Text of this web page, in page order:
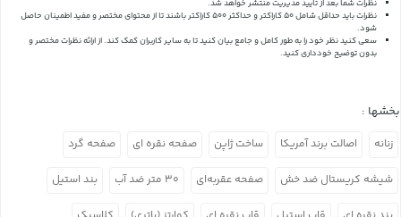
نظرات شما بعد از تایید مدیریت منتشر خواهد شد.
نظرات باید حداقل شامل 50 کاراکتر و حداکثر 500 کاراکتر باشند تا از محتوای مختصر و مفید اطمینان حاصل
شود.
سعی کنید نظر خود را به طور کامل و جامع بیان کنید تا به سایر کاربران کمک کند.از ارائه نظرات مختصر و
بدون توضیح خودداری کنید.
بخشها :
زنانه اصالت برند آمریکا ساخت ژاپن صفحه نقره ای صفحه گرد
شیشه کریستال ضد خش صفحه عقربه‌ای ۳۰ متر ضد آب بند استیل